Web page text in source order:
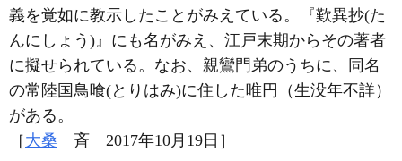
義を覚如に教示したことがみえている。『歎異抄(た
んにしょう)』にも名がみえ、江戸末期からその著者
に擬せられている。なお、親鸞門弟のうちに、同名
の常陸国鳥喰(とりはみ)に住した唯円（生没年不詳）
がある。
［大桑 斉 2017年10月19日］